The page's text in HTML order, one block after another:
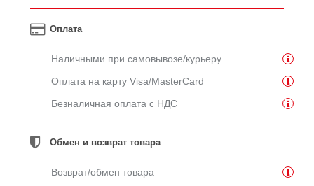
Оплата
Наличными при самовывозе/курьеру
Оплата на карту Visa/MasterCard
Безналичная оплата с НДС
Обмен и возврат товара
Возврат/обмен товара